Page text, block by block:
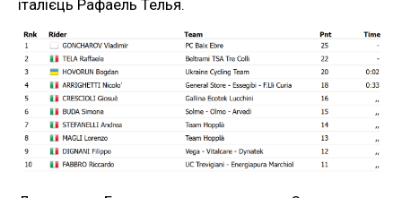
італієць Рафаель Телья.